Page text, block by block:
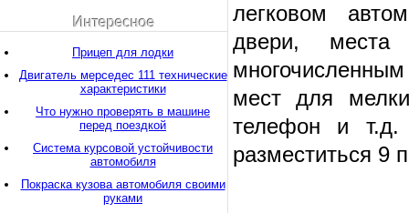
легковом
двери, места
мест для
телефон и т.д.
разместиться 9
Интересное
Прицеп для лодки
Двигатель мерседес 111 технические
характеристики
Что нужно проверять в машине
перед поездкой
Система курсовой устойчивости
автомобиля
Покраска кузова автомобиля своими
руками